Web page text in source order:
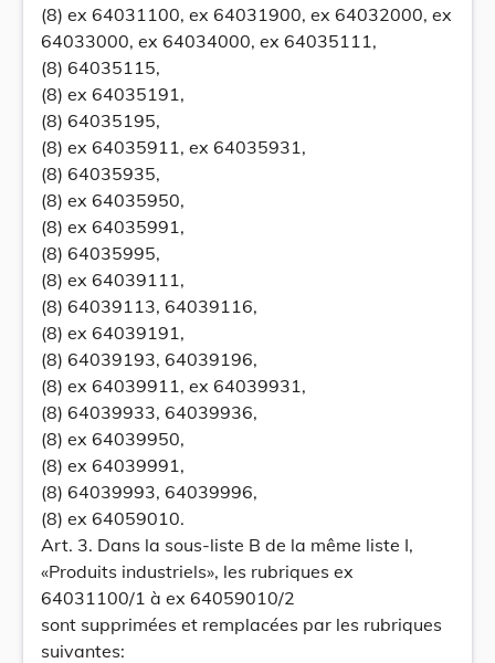
(8) ex 64031100, ex 64031900, ex 64032000, ex
64033000, ex 64034000, ex 64035111,
(8) 64035115,
(8) ex 64035191,
(8) 64035195,
(8) ex 64035911, ex 64035931,
(8) 64035935,
(8) ex 64035950,
(8) ex 64035991,
(8) 64035995,
(8) ex 64039111,
(8) 64039113, 64039116,
(8) ex 64039191,
(8) 64039193, 64039196,
(8) ex 64039911, ex 64039931,
(8) 64039933, 64039936,
(8) ex 64039950,
(8) ex 64039991,
(8) 64039993, 64039996,
(8) ex 64059010.
Art. 3. Dans la sous-liste B de la même liste I,
«Produits industriels», les rubriques ex
64031100/1 à ex 64059010/2
sont supprimées et remplacées par les rubriques
suivantes: